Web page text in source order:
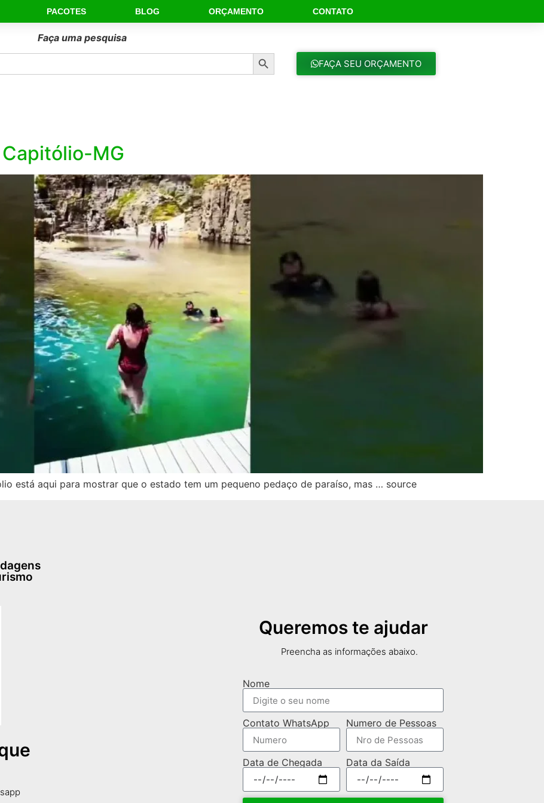
PACOTES BLOG ORÇAMENTO CONTATO
Faça uma pesquisa
Search Button
FAÇA SEU ORÇAMENTO
MG
está aqui para mostrar que o estado tem um pequeno pedaço de paraíso, mas … source
Queremos te ajudar
Preencha as informações abaixo.
Nome
Contato WhatsApp Numero de Pessoas
Data de Chegada Data da Saída